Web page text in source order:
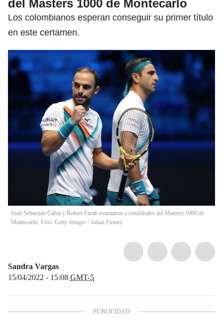
del Masters 1000 de Montecarlo
Los colombianos esperan conseguir su primer título
en este certamen.
Juan Sebastián Cabal y Robert Farah avanzaron a semifinales del Masters 1000 de
Montecarlo. Foto: Getty Images / Julian Finney
Sandra Vargas
15/04/2022 - 15:08 GMT-5